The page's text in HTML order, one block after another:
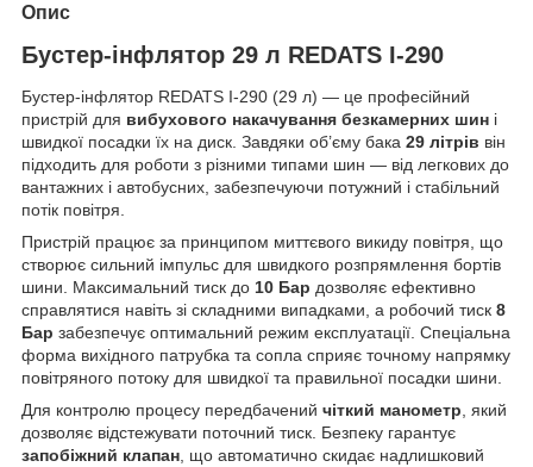
Опис
Бустер-інфлятор 29 л REDATS I-290
Бустер-інфлятор REDATS I-290 (29 л) — це професійний
пристрій для вибухового накачування безкамерних шин і
швидкої посадки їх на диск. Завдяки об’єму бака 29 літрів він
підходить для роботи з різними типами шин — від легкових до
вантажних і автобусних, забезпечуючи потужний і стабільний
потік повітря.
Пристрій працює за принципом миттєвого викиду повітря, що
створює сильний імпульс для швидкого розпрямлення бортів
шини. Максимальний тиск до 10 Бар дозволяє ефективно
справлятися навіть зі складними випадками, а робочий тиск 8
Бар забезпечує оптимальний режим експлуатації. Спеціальна
форма вихідного патрубка та сопла сприяє точному напрямку
повітряного потоку для швидкої та правильної посадки шини.
Для контролю процесу передбачений чіткий манометр, який
дозволяє відстежувати поточний тиск. Безпеку гарантує
запобіжний клапан, що автоматично скидає надлишковий